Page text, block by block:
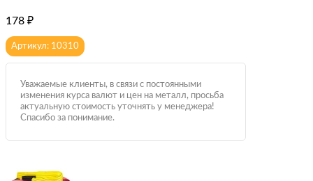
178 ₽
Артикул: 10310
Уважаемые клиенты, в связи с постоянными
изменения курса валют и цен на металл, просьба
актуальную стоимость уточнять у менеджера!
Спасибо за понимание.